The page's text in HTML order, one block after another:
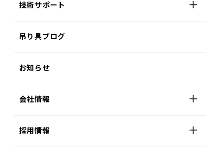
技術サポート
吊り具ブログ
お知らせ
会社情報
採用情報